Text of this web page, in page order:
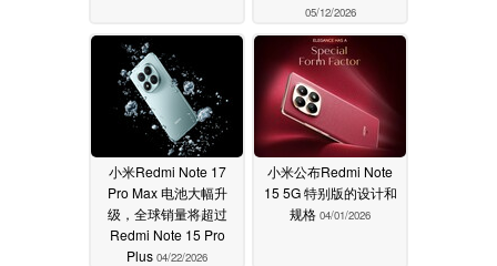
05/12/2026
小米Redmi Note 17
Pro Max 电池大幅升
级，全球销量将超过
Redmi Note 15 Pro
Plus 04/22/2026
小米公布Redmi Note
15 5G 特别版的设计和
规格 04/01/2026